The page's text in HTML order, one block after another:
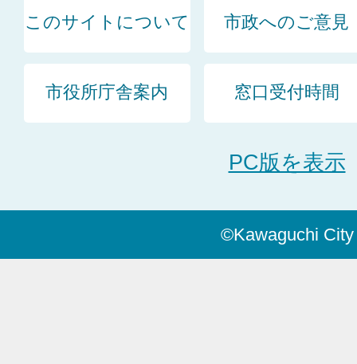
このサイトについて 市政へのご意見
市役所庁舎案内 窓口受付時間
PC版を表示
©Kawaguchi City